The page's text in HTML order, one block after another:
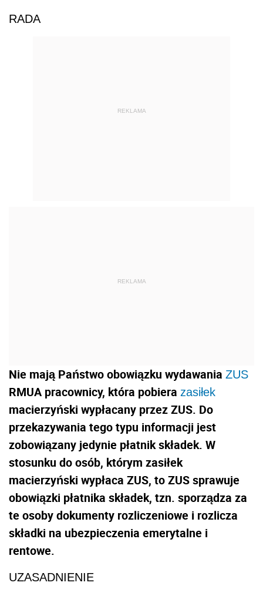
RADA
REKLAMA
REKLAMA
Nie mają Państwo obowiązku wydawania ZUS
RMUA pracownicy, która pobiera zasiłek
macierzyński wypłacany przez ZUS. Do
przekazywania tego typu informacji jest
zobowiązany jedynie płatnik składek. W
stosunku do osób, którym zasiłek
macierzyński wypłaca ZUS, to ZUS sprawuje
obowiązki płatnika składek, tzn. sporządza za
te osoby dokumenty rozliczeniowe i rozlicza
składki na ubezpieczenia emerytalne i
rentowe.
UZASADNIENIE